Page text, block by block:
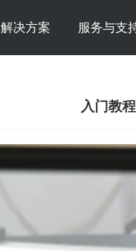
解决方案 服务与支
入门教